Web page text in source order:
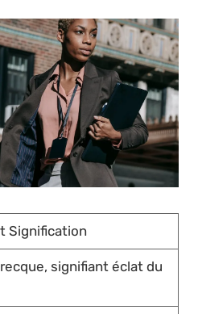
Signification
signifiant éclat du